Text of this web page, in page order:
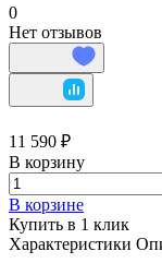
0
Нет отзывов
11 590 ₽
В корзину
В корзине
Купить в 1 клик
Характеристики